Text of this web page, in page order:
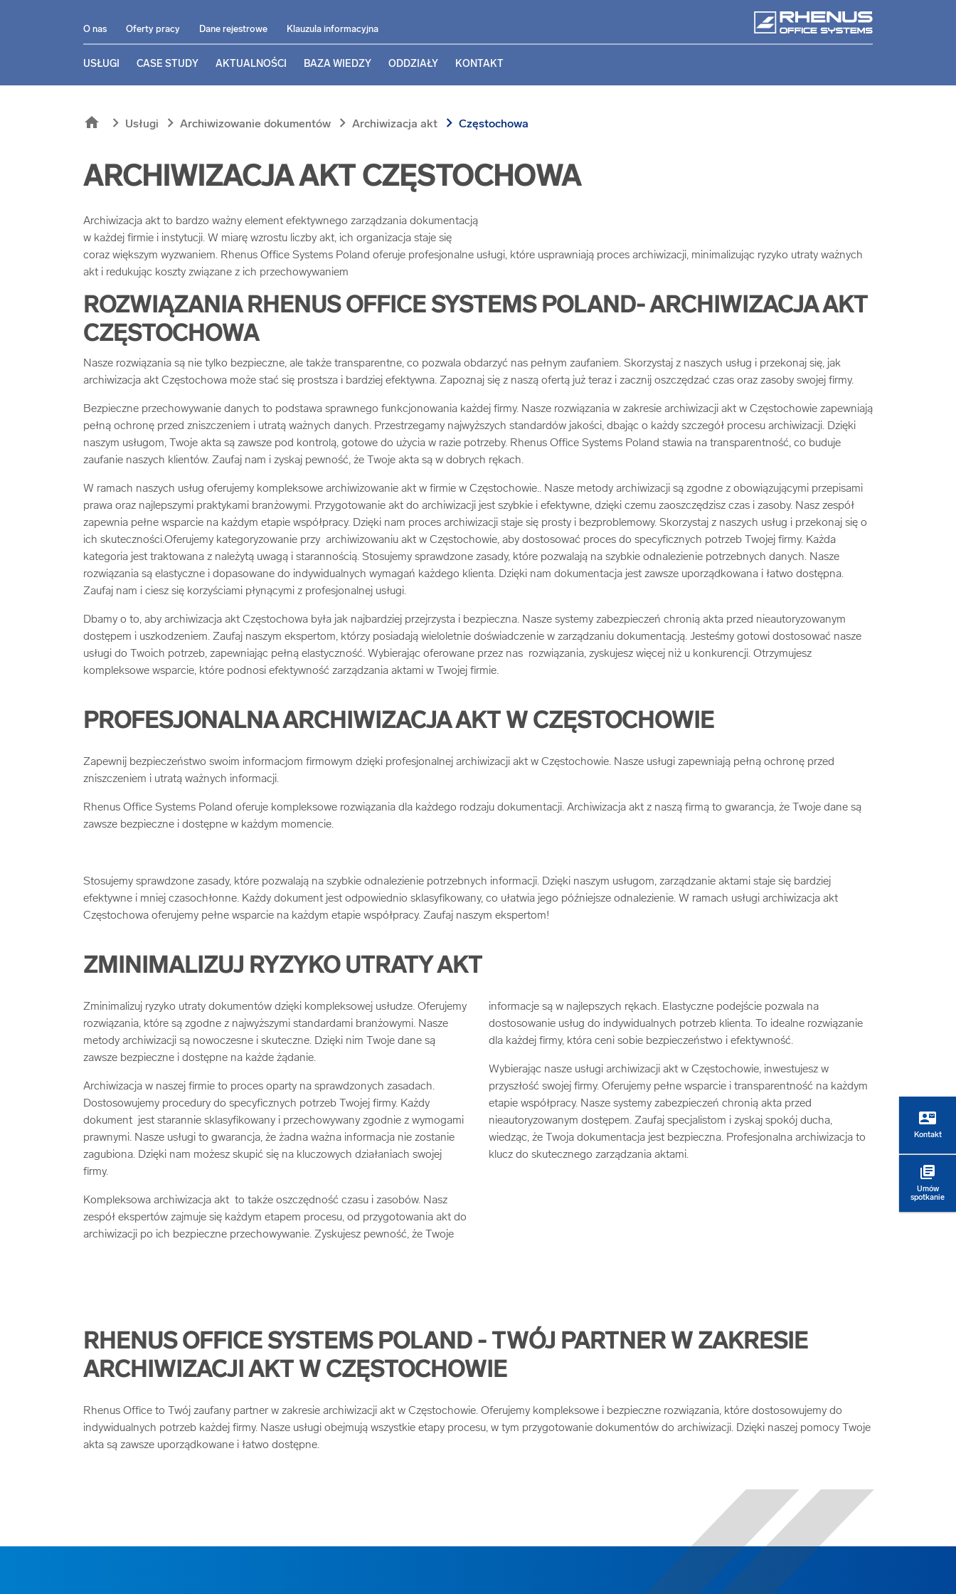
O nas Oferty pracy Dane rejestrowe Klauzula informacyjna
USŁUGI CASE STUDY AKTUALNOŚCI BAZA WIEDZY ODDZIAŁY KONTAKT
home chevron_right Usługi chevron_right Archiwizowanie dokumentów chevron_right Archiwizacja akt chevron_right Częstochowa
contact_mail
Kontakt
library_books
Umów
spotkanie
ARCHIWIZACJA AKT CZĘSTOCHOWA
Archiwizacja akt to bardzo ważny element efektywnego zarządzania dokumentacją
w każdej firmie i instytucji. W miarę wzrostu liczby akt, ich organizacja staje się
coraz większym wyzwaniem. Rhenus Office Systems Poland oferuje profesjonalne usługi, które usprawniają proces archiwizacji, minimalizując ryzyko utraty ważnych
akt i redukując koszty związane z ich przechowywaniem
ROZWIĄZANIA RHENUS OFFICE SYSTEMS POLAND- ARCHIWIZACJA AKT
CZĘSTOCHOWA
Nasze rozwiązania są nie tylko bezpieczne, ale także transparentne, co pozwala obdarzyć nas pełnym zaufaniem. Skorzystaj z naszych usług i przekonaj się, jak
archiwizacja akt Częstochowa może stać się prostsza i bardziej efektywna. Zapoznaj się z naszą ofertą już teraz i zacznij oszczędzać czas oraz zasoby swojej firmy.
Bezpieczne przechowywanie danych to podstawa sprawnego funkcjonowania każdej firmy. Nasze rozwiązania w zakresie archiwizacji akt w Częstochowie zapewniają
pełną ochronę przed zniszczeniem i utratą ważnych danych. Przestrzegamy najwyższych standardów jakości, dbając o każdy szczegół procesu archiwizacji. Dzięki
naszym usługom, Twoje akta są zawsze pod kontrolą, gotowe do użycia w razie potrzeby. Rhenus Office Systems Poland stawia na transparentność, co buduje
zaufanie naszych klientów. Zaufaj nam i zyskaj pewność, że Twoje akta są w dobrych rękach.
W ramach naszych usług oferujemy kompleksowe archiwizowanie akt w firmie w Częstochowie.. Nasze metody archiwizacji są zgodne z obowiązującymi przepisami
prawa oraz najlepszymi praktykami branżowymi. Przygotowanie akt do archiwizacji jest szybkie i efektywne, dzięki czemu zaoszczędzisz czas i zasoby. Nasz zespół
zapewnia pełne wsparcie na każdym etapie współpracy. Dzięki nam proces archiwizacji staje się prosty i bezproblemowy. Skorzystaj z naszych usług i przekonaj się o
ich skuteczności.Oferujemy kategoryzowanie przy archiwizowaniu akt w Częstochowie, aby dostosować proces do specyficznych potrzeb Twojej firmy. Każda
kategoria jest traktowana z należytą uwagą i starannością. Stosujemy sprawdzone zasady, które pozwalają na szybkie odnalezienie potrzebnych danych. Nasze
rozwiązania są elastyczne i dopasowane do indywidualnych wymagań każdego klienta. Dzięki nam dokumentacja jest zawsze uporządkowana i łatwo dostępna.
Zaufaj nam i ciesz się korzyściami płynącymi z profesjonalnej usługi.
Dbamy o to, aby archiwizacja akt Częstochowa była jak najbardziej przejrzysta i bezpieczna. Nasze systemy zabezpieczeń chronią akta przed nieautoryzowanym
dostępem i uszkodzeniem. Zaufaj naszym ekspertom, którzy posiadają wieloletnie doświadczenie w zarządzaniu dokumentacją. Jesteśmy gotowi dostosować nasze
usługi do Twoich potrzeb, zapewniając pełną elastyczność. Wybierając oferowane przez nas rozwiązania, zyskujesz więcej niż u konkurencji. Otrzymujesz
kompleksowe wsparcie, które podnosi efektywność zarządzania aktami w Twojej firmie.
PROFESJONALNA ARCHIWIZACJA AKT W CZĘSTOCHOWIE
Zapewnij bezpieczeństwo swoim informacjom firmowym dzięki profesjonalnej archiwizacji akt w Częstochowie. Nasze usługi zapewniają pełną ochronę przed
zniszczeniem i utratą ważnych informacji.
Rhenus Office Systems Poland oferuje kompleksowe rozwiązania dla każdego rodzaju dokumentacji. Archiwizacja akt z naszą firmą to gwarancja, że Twoje dane są
zawsze bezpieczne i dostępne w każdym momencie.
Stosujemy sprawdzone zasady, które pozwalają na szybkie odnalezienie potrzebnych informacji. Dzięki naszym usługom, zarządzanie aktami staje się bardziej
efektywne i mniej czasochłonne. Każdy dokument jest odpowiednio sklasyfikowany, co ułatwia jego późniejsze odnalezienie. W ramach usługi archiwizacja akt
Częstochowa oferujemy pełne wsparcie na każdym etapie współpracy. Zaufaj naszym ekspertom!
ZMINIMALIZUJ RYZYKO UTRATY AKT
Zminimalizuj ryzyko utraty dokumentów dzięki kompleksowej usłudze. Oferujemy
rozwiązania, które są zgodne z najwyższymi standardami branżowymi. Nasze
metody archiwizacji są nowoczesne i skuteczne. Dzięki nim Twoje dane są
zawsze bezpieczne i dostępne na każde żądanie.
Archiwizacja w naszej firmie to proces oparty na sprawdzonych zasadach.
Dostosowujemy procedury do specyficznych potrzeb Twojej firmy. Każdy
dokument jest starannie sklasyfikowany i przechowywany zgodnie z wymogami
prawnymi. Nasze usługi to gwarancja, że żadna ważna informacja nie zostanie
zagubiona. Dzięki nam możesz skupić się na kluczowych działaniach swojej
firmy.
Kompleksowa archiwizacja akt to także oszczędność czasu i zasobów. Nasz
zespół ekspertów zajmuje się każdym etapem procesu, od przygotowania akt do
archiwizacji po ich bezpieczne przechowywanie. Zyskujesz pewność, że Twoje
informacje są w najlepszych rękach. Elastyczne podejście pozwala na
dostosowanie usług do indywidualnych potrzeb klienta. To idealne rozwiązanie
dla każdej firmy, która ceni sobie bezpieczeństwo i efektywność.
Wybierając nasze usługi archiwizacji akt w Częstochowie, inwestujesz w
przyszłość swojej firmy. Oferujemy pełne wsparcie i transparentność na każdym
etapie współpracy. Nasze systemy zabezpieczeń chronią akta przed
nieautoryzowanym dostępem. Zaufaj specjalistom i zyskaj spokój ducha,
wiedząc, że Twoja dokumentacja jest bezpieczna. Profesjonalna archiwizacja to
klucz do skutecznego zarządzania aktami.
RHENUS OFFICE SYSTEMS POLAND - TWÓJ PARTNER W ZAKRESIE
ARCHIWIZACJI AKT W CZĘSTOCHOWIE
Rhenus Office to Twój zaufany partner w zakresie archiwizacji akt w Częstochowie. Oferujemy kompleksowe i bezpieczne rozwiązania, które dostosowujemy do
indywidualnych potrzeb każdej firmy. Nasze usługi obejmują wszystkie etapy procesu, w tym przygotowanie dokumentów do archiwizacji. Dzięki naszej pomocy Twoje
akta są zawsze uporządkowane i łatwo dostępne.